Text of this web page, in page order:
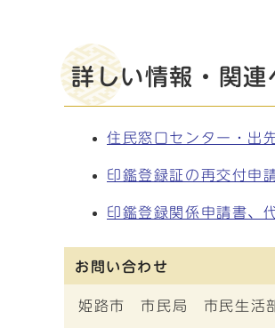
詳しい情報・関連
住民窓口センター・出
印鑑登録証の再交付申
印鑑登録関係申請書、
お問い合わせ
姫路市 市民局 市民生活